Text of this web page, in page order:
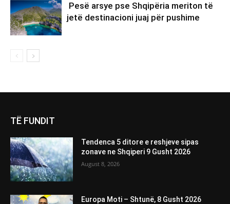
Pesë arsye pse Shqipëria meriton të
jetë destinacioni juaj për pushime
TË FUNDIT
Tendenca 5 ditore e reshjeve sipas
zonave ne Shqiperi 9 Gusht 2026
August 8, 2026
Europa Moti – Shtunë, 8 Gusht 2026